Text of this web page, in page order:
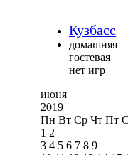
Кузбасс
домашняя
гостевая
нет игр
июня
2019
Пн Вт Ср Чт Пт
1 2
3 4 5 6 7 8 9